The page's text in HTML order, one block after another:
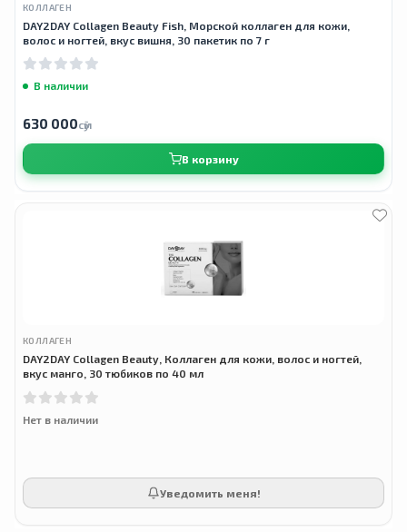
КОЛЛАГЕН
DAY2DAY Collagen Beauty Fish, Морской коллаген для кожи,
волос и ногтей, вкус вишня, 30 пакетик по 7 г
В наличии
630 000сӯм
В корзину
КОЛЛАГЕН
DAY2DAY Collagen Beauty, Коллаген для кожи, волос и ногтей,
вкус манго, 30 тюбиков по 40 мл
Нет в наличии
Уведомить меня!